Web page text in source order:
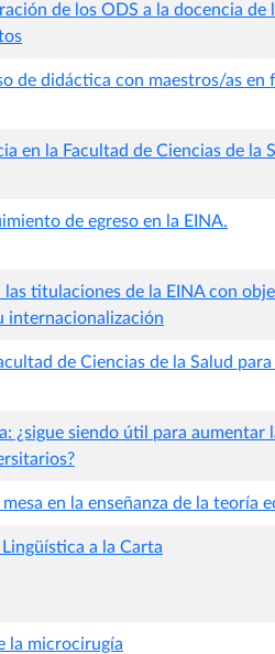
de los ODS a la docencia de
de didáctica con maestros/as en
en la Facultad de Ciencias de la
de egreso en la EINA.
titulaciones de la EINA con
internacionalización
de Ciencias de la Salud
¿sigue siendo útil para aumentar
en la enseñanza de la teoría
a la Carta
la microcirugía